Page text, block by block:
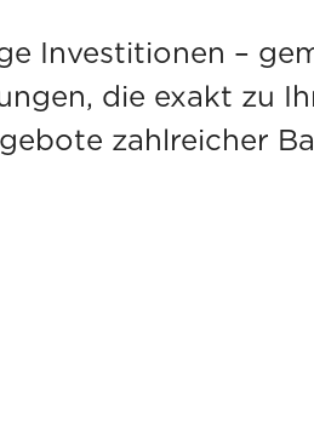
Investitionen –
die exakt zu
zahlreicher